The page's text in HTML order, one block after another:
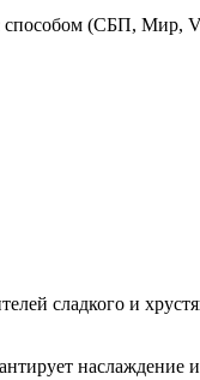
способом (СБП, Мир,
сладкого и